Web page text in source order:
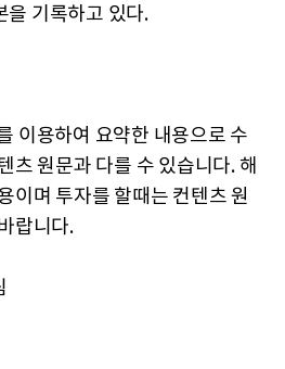
을 기록하고 있다.
이용하여 요약한 내용으로 수
츠 원문과 다를 수 있습니다. 해
이며 투자를 할때는 컨텐츠 원
랍니다.